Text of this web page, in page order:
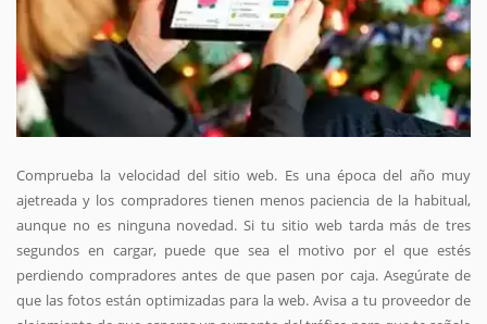
Comprueba la velocidad del sitio web. Es una época del año muy
ajetreada y los compradores tienen menos paciencia de la habitual,
aunque no es ninguna novedad. Si tu sitio web tarda más de tres
segundos en cargar, puede que sea el motivo por el que estés
perdiendo compradores antes de que pasen por caja. Asegúrate de
que las fotos están optimizadas para la web. Avisa a tu proveedor de